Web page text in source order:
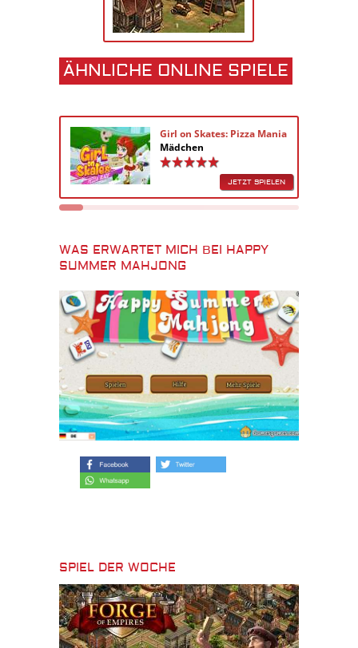
ÄHNLICHE ONLINE SPIELE
Girl on Skates: Pizza Mania
Mädchen
JETZT SPIELEN
WAS ERWARTET MICH BEI HAPPY
SUMMER MAHJONG
SPIEL DER WOCHE